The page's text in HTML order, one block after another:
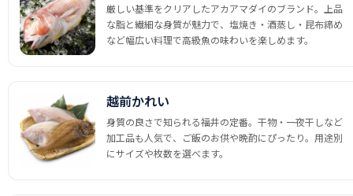
厳しい基準をクリアしたアカアマダイのブランド。上品
な脂と繊細な身質が魅力で、塩焼き・酒蒸し・昆布締め
など幅広い料理で高級魚の味わいを楽しめます。
越前かれい
身質の良さで知られる福井の定番。干物・一夜干しなど
加工品も人気で、ご飯のお供や晩酌にぴったり。用途別
にサイズや枚数を選べます。